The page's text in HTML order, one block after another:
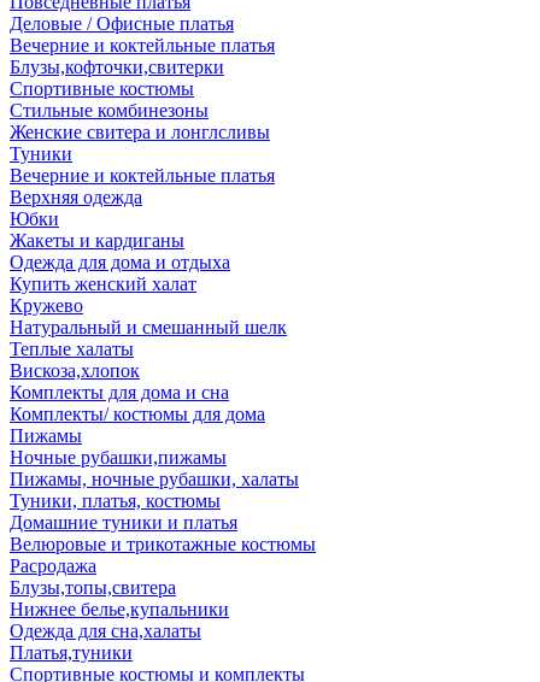
Деловые / Офисные платья
Вечерние и коктейльные платья
Блузы,кофточки,свитерки
Спортивные костюмы
Стильные комбинезоны
Женские свитера и лонглсливы
Туники
Вечерние и коктейльные платья
Верхняя одежда
Юбки
Жакеты и кардиганы
Одежда для дома и отдыха
Купить женский халат
Кружево
Натуральный и смешанный шелк
Теплые халаты
Вискоза,хлопок
Комплекты для дома и сна
Комплекты/ костюмы для дома
Пижамы
Ночные рубашки,пижамы
Пижамы, ночные рубашки, халаты
Туники, платья, костюмы
Домашние туники и платья
Велюровые и трикотажные костюмы
Расродажа
Блузы,топы,свитера
Нижнее белье,купальники
Одежда для сна,халаты
Платья,туники
Спортивные костюмы и комплекты